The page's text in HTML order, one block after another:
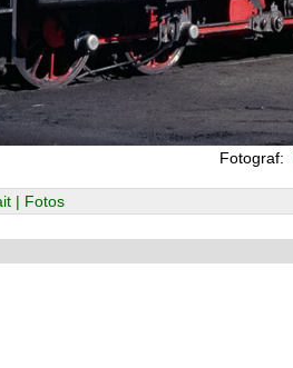
Fotograf:
| Fotos